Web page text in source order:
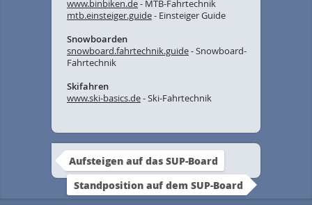
www.binbiken.de- MTB-Fahrtechnik
mtb.einsteiger.guide- Einsteiger Guide
Snowboarden
snowboard.fahrtechnik.guide- Snowboard-
Fahrtechnik
Skifahren
www.ski-basics.de- Ski-Fahrtechnik
Aufsteigen auf das SUP-Board
Standposition auf dem SUP-Board